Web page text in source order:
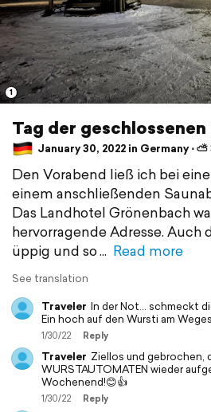
1
Tag der
January 30, 2022 in Germany ⋅ ⛅
Den Vorabend ließ ich bei
einem anschließenden
Das Landhotel Grönenbach
hervorragende Adresse. Auch
üppig und so
Read more
See translation
Traveler In der Not… schmeckt
Ein hoch auf den Wursti am
1/30/22 Reply
Traveler Ziellos und gebrochen,
WURSTAUTOMATEN wieder
Wochenend!😊👍
1/30/22 Reply